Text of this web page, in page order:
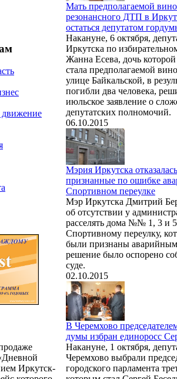
Иркутск-
Мать предполагаемой
резонансного ДТП в
остаться депутатом
Накануне, 6 октября,
Иркутска по
Жанна Есева, дочь
стала предполагаемой
улице Байкальской, в
погибли два человека,
июльское заявление о
депутатских полномочий.
06.10.2015
Мэрия Иркутска
признанные по ошибке
Спортивном переулке
Мэр Иркутска Дмитрий
об отсутствии у
расселять дома №№ 1, 3 и
Спортивному переулку,
были признаны
решение было оспорено
суде.
02.10.2015
В Черемхово
думы избран единоросс
Накануне, 1 октября,
Черемхово выбрали
городского парламента